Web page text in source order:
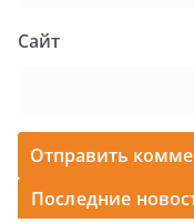
Сайт
Последние